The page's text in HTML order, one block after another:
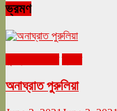
ভ্রমণ
অনাঘ্রাত পুরুলিয়া